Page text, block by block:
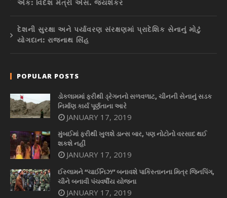
એક: વિદેશ મંત્રી એસ. જયશંકર
દેશની સુરક્ષા અને પર્યાવરણ સંરક્ષણમાં પ્રાદેશિક સેનાનું મોટું
યોગદાન: રાજનાથ સિંહ
POPULAR POSTS
ડોકલામમાં ફરીથી ડ્રેગનનો સળવળાટ, ચીનની સેનાનું સડક
નિર્માણ કાર્ય પૂર્ણતાના આરે
JANUARY 17, 2019
મુંબઈમાં ફરીથી ખુલશે ડાન્સ બાર, પણ નોટોનો વરસાદ થઈ
શકશે નહીં
JANUARY 17, 2019
ઈસ્લામને “ચાઈનિઝ” બનાવશે પાકિસ્તાનના મિત્ર જિનપિંગ,
ચીને બનાવી પંચવર્ષીય યોજના
JANUARY 17, 2019